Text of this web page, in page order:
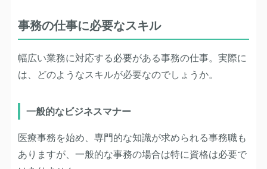
事務の仕事に必要なスキル
幅広い業務に対応する必要がある事務の仕事。実際に
は、どのようなスキルが必要なのでしょうか。
一般的なビジネスマナー
医療事務を始め、専門的な知識が求められる事務職も
ありますが、一般的な事務の場合は特に資格は必要で